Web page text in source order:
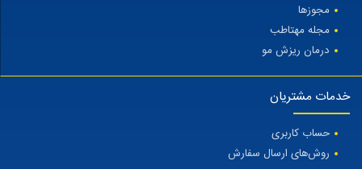
مجوزها
مجله مهتاطب
درمان ریزش مو
خدمات مشتریان
حساب کاربری
روش‌های ارسال سفارش